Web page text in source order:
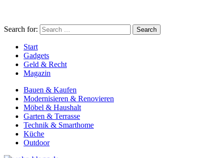
Search for: Search
Start
Gadgets
Geld & Recht
Magazin
Bauen & Kaufen
Modernisieren & Renovieren
Möbel & Haushalt
Garten & Terrasse
Technik & Smarthome
Küche
Outdoor